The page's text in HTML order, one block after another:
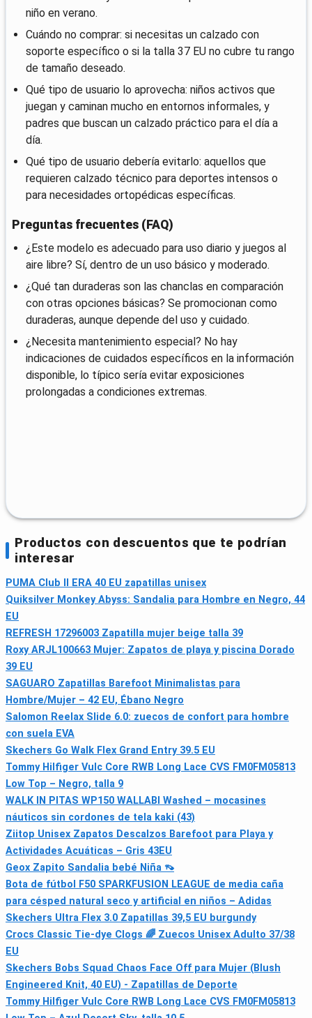
niño en verano.
Cuándo no comprar: si necesitas un calzado con
soporte específico o si la talla 37 EU no cubre tu rango
de tamaño deseado.
Qué tipo de usuario lo aprovecha: niños activos que
juegan y caminan mucho en entornos informales, y
padres que buscan un calzado práctico para el día a
día.
Qué tipo de usuario debería evitarlo: aquellos que
requieren calzado técnico para deportes intensos o
para necesidades ortopédicas específicas.
Preguntas frecuentes (FAQ)
¿Este modelo es adecuado para uso diario y juegos al
aire libre? Sí, dentro de un uso básico y moderado.
¿Qué tan duraderas son las chanclas en comparación
con otras opciones básicas? Se promocionan como
duraderas, aunque depende del uso y cuidado.
¿Necesita mantenimiento especial? No hay
indicaciones de cuidados específicos en la información
disponible, lo típico sería evitar exposiciones
prolongadas a condiciones extremas.
Productos con descuentos que te podrían
interesar
PUMA Club II ERA 40 EU zapatillas unisex
Quiksilver Monkey Abyss: Sandalia para Hombre en Negro, 44
EU
REFRESH 17296003 Zapatilla mujer beige talla 39
Roxy ARJL100663 Mujer: Zapatos de playa y piscina Dorado
39 EU
SAGUARO Zapatillas Barefoot Minimalistas para
Hombre/Mujer – 42 EU, Ébano Negro
Salomon Reelax Slide 6.0: zuecos de confort para hombre
con suela EVA
Skechers Go Walk Flex Grand Entry 39.5 EU
Tommy Hilfiger Vulc Core RWB Long Lace CVS FM0FM05813
Low Top – Negro, talla 9
WALK IN PITAS WP150 WALLABI Washed – mocasines
náuticos sin cordones de tela kaki (43)
Ziitop Unisex Zapatos Descalzos Barefoot para Playa y
Actividades Acuáticas – Gris 43EU
Geox Zapito Sandalia bebé Niña 👡
Bota de fútbol F50 SPARKFUSION LEAGUE de media caña
para césped natural seco y artificial en niños – Adidas
Skechers Ultra Flex 3.0 Zapatillas 39,5 EU burgundy
Crocs Classic Tie-dye Clogs 🌈 Zuecos Unisex Adulto 37/38
EU
Skechers Bobs Squad Chaos Face Off para Mujer (Blush
Engineered Knit, 40 EU) - Zapatillas de Deporte
Tommy Hilfiger Vulc Core RWB Long Lace CVS FM0FM05813